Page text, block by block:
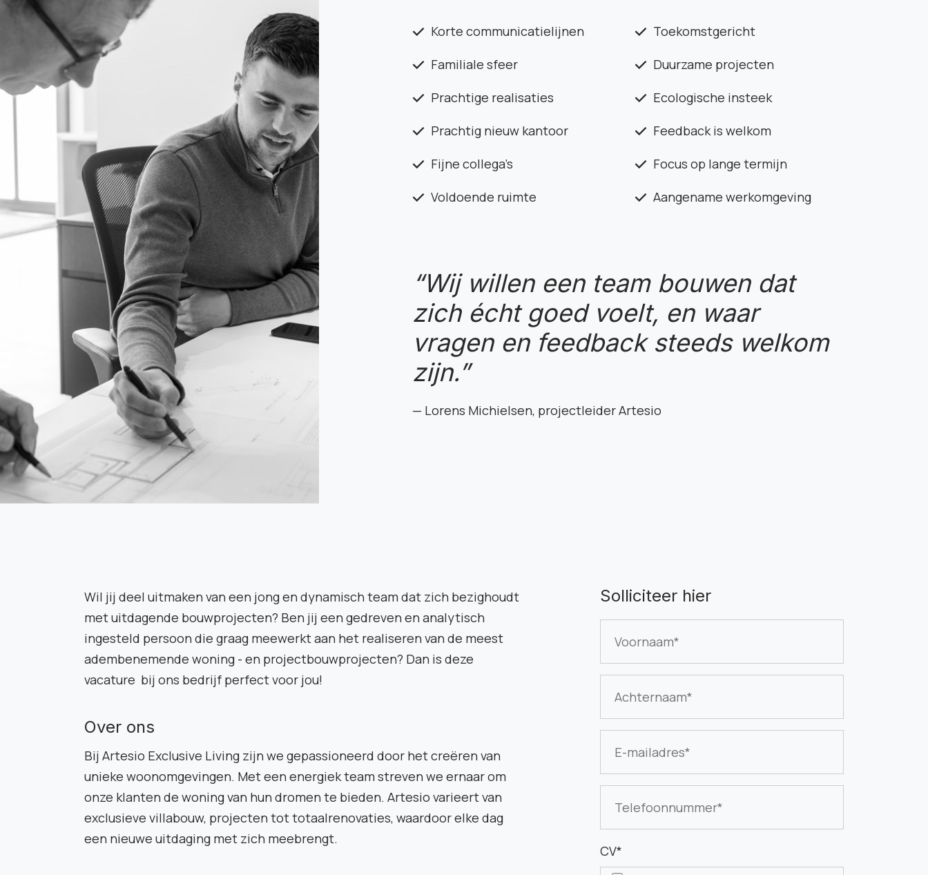
Korte communicatielijnen
Familiale sfeer
Prachtige realisaties
Prachtig nieuw kantoor
Fijne collega’s
Voldoende ruimte
Toekomstgericht
Duurzame projecten
Ecologische insteek
Feedback is welkom
Focus op lange termijn
Aangename werkomgeving
“Wij willen een team bouwen dat
zich écht goed voelt, en waar
vragen en feedback steeds welkom
zijn.”
Lorens Michielsen, projectleider Artesio
Wil jij deel uitmaken van een jong en dynamisch team dat zich bezighoudt
met uitdagende bouwprojecten? Ben jij een gedreven en analytisch
ingesteld persoon die graag meewerkt aan het realiseren van de meest
adembenemende woning - en projectbouwprojecten? Dan is deze
vacature bij ons bedrijf perfect voor jou!
Over ons
Bij Artesio Exclusive Living zijn we gepassioneerd door het creëren van
unieke woonomgevingen. Met een energiek team streven we ernaar om
onze klanten de woning van hun dromen te bieden. Artesio varieert van
exclusieve villabouw, projecten tot totaalrenovaties, waardoor elke dag
een nieuwe uitdaging met zich meebrengt.
Solliciteer hier
Voornaam
Achternaam
E-mailadres
Telefoonnummer
CV